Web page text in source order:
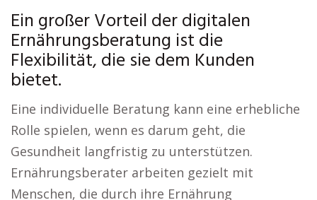
Ein großer Vorteil der digitalen
Ernährungsberatung ist die
Flexibilität, die sie dem Kunden
bietet.
Eine individuelle Beratung kann eine erhebliche
Rolle spielen, wenn es darum geht, die
Gesundheit langfristig zu unterstützen.
Ernährungsberater arbeiten gezielt mit
Menschen, die durch ihre Ernährung